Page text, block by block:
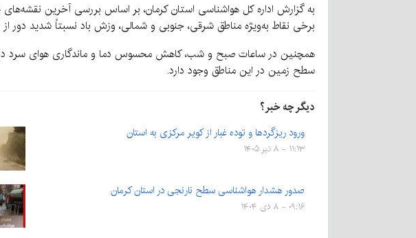
به گزارش اداره کل هواشناسی استان کرمان، بر اساس بررسی آخرین
برخی نقاط به‌ویژه مناطق شرقی، جنوبی و شمالی، وزش باد نسبتاً شدید دور از
همچنین در ساعات صبح و شب، کاهش محسوس دما و ماندگاری هوای سرد در
سطح زمین در این مناطق وجود دارد.
دیگر چه خبر؟
ورود ریزگردها و توده غبار از کویر مرکزی به استان
۱۱:۱۳ - ۸ تیر ۱۴۰۵
صدور هشدار هواشناسی سطح نارنجی در استان کرمان
۰۹:۱۶ - ۸ دی ۱۴۰۴